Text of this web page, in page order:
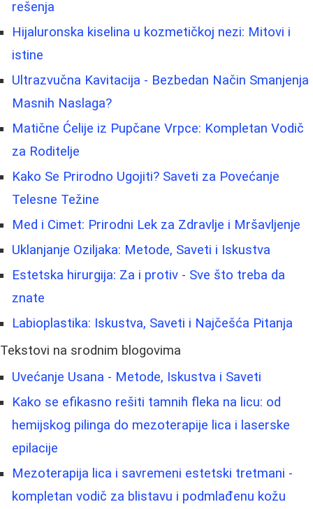
rešenja
Hijaluronska kiselina u kozmetičkoj nezi: Mitovi i
istine
Ultrazvučna Kavitacija - Bezbedan Način Smanjenja
Masnih Naslaga?
Matične Ćelije iz Pupčane Vrpce: Kompletan Vodič
za Roditelje
Kako Se Prirodno Ugojiti? Saveti za Povećanje
Telesne Težine
Med i Cimet: Prirodni Lek za Zdravlje i Mršavljenje
Uklanjanje Oziljaka: Metode, Saveti i Iskustva
Estetska hirurgija: Za i protiv - Sve što treba da
znate
Labioplastika: Iskustva, Saveti i Najčešća Pitanja
Tekstovi na srodnim blogovima
Uvećanje Usana - Metode, Iskustva i Saveti
Kako se efikasno rešiti tamnih fleka na licu: od
hemijskog pilinga do mezoterapije lica i laserske
epilacije
Mezoterapija lica i savremeni estetski tretmani -
kompletan vodič za blistavu i podmlađenu kožu